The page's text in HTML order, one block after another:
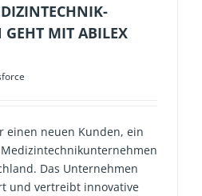
MIT ABILEX
einen neuen Kunden, ein
Das Unternehmen
und vertreibt innovative